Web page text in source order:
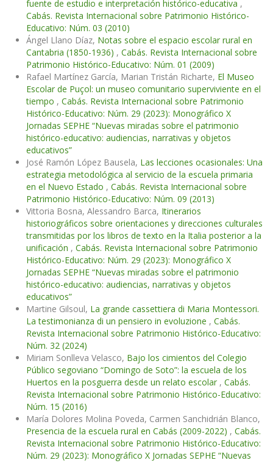
fuente de estudio e interpretación histórico-educativa ,
Cabás. Revista Internacional sobre Patrimonio Histórico-
Educativo: Núm. 03 (2010)
Ángel Llano Díaz, Notas sobre el espacio escolar rural en
Cantabria (1850-1936) , Cabás. Revista Internacional sobre
Patrimonio Histórico-Educativo: Núm. 01 (2009)
Rafael Martínez García, Marian Tristán Richarte, El Museo
Escolar de Puçol: un museo comunitario superviviente en el
tiempo , Cabás. Revista Internacional sobre Patrimonio
Histórico-Educativo: Núm. 29 (2023): Monográfico X
Jornadas SEPHE “Nuevas miradas sobre el patrimonio
histórico-educativo: audiencias, narrativas y objetos
educativos”
José Ramón López Bausela, Las lecciones ocasionales: Una
estrategia metodológica al servicio de la escuela primaria
en el Nuevo Estado , Cabás. Revista Internacional sobre
Patrimonio Histórico-Educativo: Núm. 09 (2013)
Vittoria Bosna, Alessandro Barca, Itinerarios
historiográficos sobre orientaciones y direcciones culturales
transmitidas por los libros de texto en la Italia posterior a la
unificación , Cabás. Revista Internacional sobre Patrimonio
Histórico-Educativo: Núm. 29 (2023): Monográfico X
Jornadas SEPHE “Nuevas miradas sobre el patrimonio
histórico-educativo: audiencias, narrativas y objetos
educativos”
Martine Gilsoul, La grande cassettiera di Maria Montessori.
La testimonianza di un pensiero in evoluzione , Cabás.
Revista Internacional sobre Patrimonio Histórico-Educativo:
Núm. 32 (2024)
Miriam Sonlleva Velasco, Bajo los cimientos del Colegio
Público segoviano “Domingo de Soto”: la escuela de los
Huertos en la posguerra desde un relato escolar , Cabás.
Revista Internacional sobre Patrimonio Histórico-Educativo:
Núm. 15 (2016)
María Dolores Molina Poveda, Carmen Sanchidrián Blanco,
Presencia de la escuela rural en Cabás (2009-2022) , Cabás.
Revista Internacional sobre Patrimonio Histórico-Educativo:
Núm. 29 (2023): Monográfico X Jornadas SEPHE “Nuevas